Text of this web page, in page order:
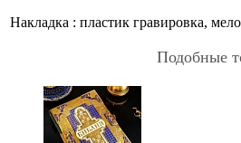
Накладка : пластик гравировка,
Подобные